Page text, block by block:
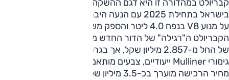
קבריולט במהדורה זו היא דגם ההשקה של הדור החדש, שהוצג
בישראל בתחילת 2025 עם הנעה היברידית פלאג-אין המבוססת
הקבריולט ה"רגילה" של הדור החדש משווקת בישראל במחיר
גימורי Mulliner ייעודיים, צבעים מותאמים אישית ואבזור מורחב,
מחיר הרכישה מוערך בכ-3.5 מיליון שקל. אגב, על פי מחירון לוי